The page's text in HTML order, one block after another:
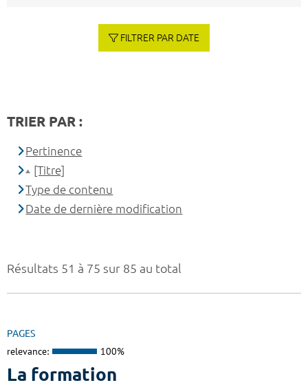
Résultats 51 à 75 sur 85 au total
PAGES
relevance: 100%
La formation
FILTRER PAR DATE
TRIER PAR :
Pertinence
[Titre]
Type de contenu
Date de dernière modification